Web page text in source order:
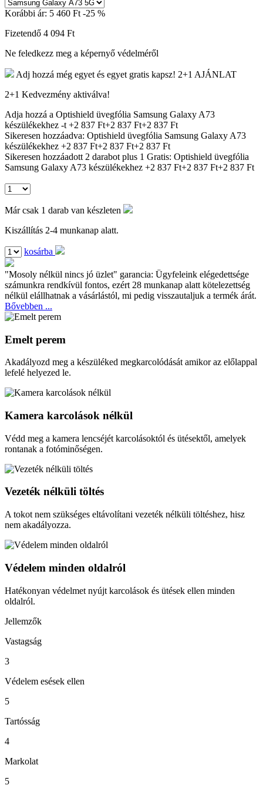
Korábbi ár: 5 460 Ft -25 %
Fizetendő 4 094 Ft
Ne feledkezz meg a képernyő védelméről
Adj hozzá még egyet és egyet gratis kapsz! 2+1 AJÁNLAT
2+1 Kedvezmény aktiválva!
Adja hozzá a Optishield üvegfólia Samsung Galaxy A73
készülékekhez -t +2 837 Ft+2 837 Ft+2 837 Ft
Sikeresen hozzáadva: Optishield üvegfólia Samsung Galaxy A73
készülékekhez +2 837 Ft+2 837 Ft+2 837 Ft
Sikeresen hozzáadott 2 darabot plus 1 Gratis: Optishield üvegfólia
Samsung Galaxy A73 készülékekhez +2 837 Ft+2 837 Ft+2 837 Ft
Már csak 1 darab van készleten
Kiszállítás 2-4 munkanap alatt.
kosárba
"Mosoly nélkül nincs jó üzlet" garancia: Ügyfeleink elégedettsége
számunkra rendkívül fontos, ezért 28 munkanap alatt kötelezettség
nélkül elállhatnak a vásárlástól, mi pedig visszautaljuk a termék árát.
Bővebben ...
Emelt perem
Akadályozd meg a készüléked megkarcolódását amikor az előlappal
lefelé helyezed le.
Kamera karcolások nélkül
Védd meg a kamera lencséjét karcolásoktól és ütésektől, amelyek
rontanak a fotóminőségen.
Vezeték nélküli töltés
A tokot nem szükséges eltávolítani vezeték nélküli töltéshez, hisz
nem akadályozza.
Védelem minden oldalról
Hatékonyan védelmet nyújt karcolások és ütések ellen minden
oldalról.
Jellemzők
Vastagság
3
Védelem esések ellen
5
Tartósság
4
Markolat
5